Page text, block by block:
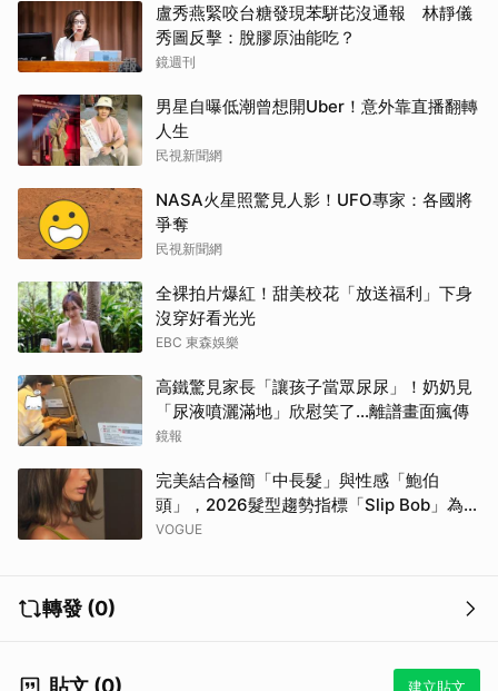
盧秀燕緊咬台糖發現苯駢芘沒通報 林靜儀
秀圖反擊：脫膠原油能吃？
鏡週刊
男星自曝低潮曾想開Uber！意外靠直播翻轉
人生
民視新聞網
NASA火星照驚見人影！UFO專家：各國將
爭奪
民視新聞網
全裸拍片爆紅！甜美校花「放送福利」下身
沒穿好看光光
EBC 東森娛樂
高鐵驚見家長「讓孩子當眾尿尿」！奶奶見
「尿液噴灑滿地」欣慰笑了…離譜畫面瘋傳
鏡報
完美結合極簡「中長髮」與性感「鮑伯
頭」，2026髮型趨勢指標「Slip Bob」為何
自帶90年代超模氣場？
VOGUE
轉發 (0)
貼文 (0) 建立貼文